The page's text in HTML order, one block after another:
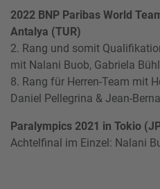
2022 BNP Paribas World
Antalya (TUR)
2. Rang und somit
mit Nalani Buob, Gabriela
8. Rang für Herren-Team mit
Daniel Pellegrina & Jean-
Paralympics 2021 in Tokio
Achtelfinal im Einzel: Nalani